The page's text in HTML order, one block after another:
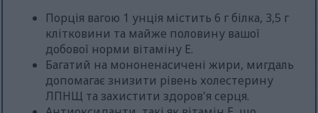
Порція вагою 1 унція містить 6 г білка, 3,5 г
клітковини та майже половину вашої
добової норми вітаміну Е.
Багатий на мононенасичені жири, мигдаль
допомагає знизити рівень холестерину
ЛПНЩ та захистити здоров'я серця.